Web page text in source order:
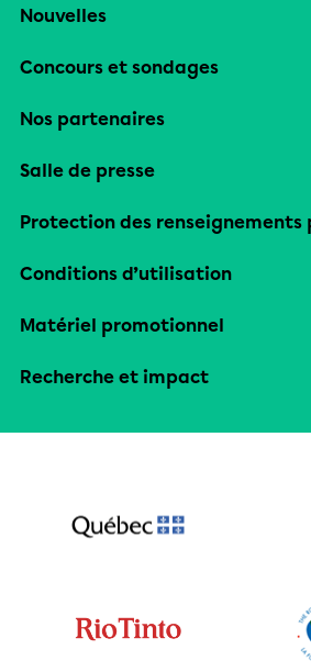
Nouvelles
Concours et sondages
Nos partenaires
Salle de presse
Protection des renseignements
Conditions d’utilisation
Matériel promotionnel
Recherche et impact